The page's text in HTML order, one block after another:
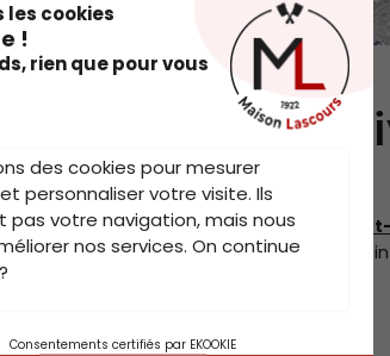
classique
à bouillir(plat de côte ,jarret
avec un peu de fleur de sel et une
parfumée le lendemain.
les cookies
!
rien que pour vous
des cookies pour mesurer
personnaliser votre visite. Ils
votre navigation, mais nous
nos services. On continue
Consentements certifiés par EKOOKIE